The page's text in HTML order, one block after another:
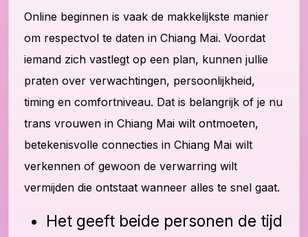
Online beginnen is vaak de makkelijkste manier
om respectvol te daten in Chiang Mai. Voordat
iemand zich vastlegt op een plan, kunnen jullie
praten over verwachtingen, persoonlijkheid,
timing en comfortniveau. Dat is belangrijk of je nu
trans vrouwen in Chiang Mai wilt ontmoeten,
betekenisvolle connecties in Chiang Mai wilt
verkennen of gewoon de verwarring wilt
vermijden die ontstaat wanneer alles te snel gaat.
Het geeft beide personen de tijd